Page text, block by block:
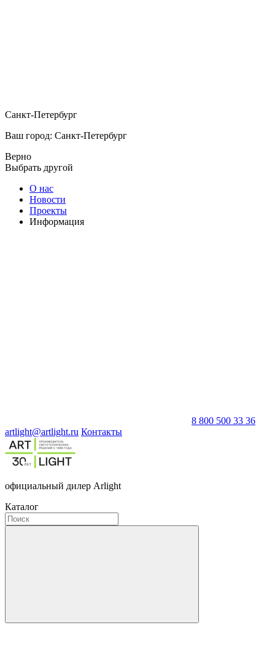
Санкт-Петербург
Ваш город: Санкт-Петербург
Верно
Выбрать другой
О нас
Новости
Проекты
Информация
8 800 500 33 36
artlight@artlight.ru Контакты
официальный дилер Arlight
Каталог